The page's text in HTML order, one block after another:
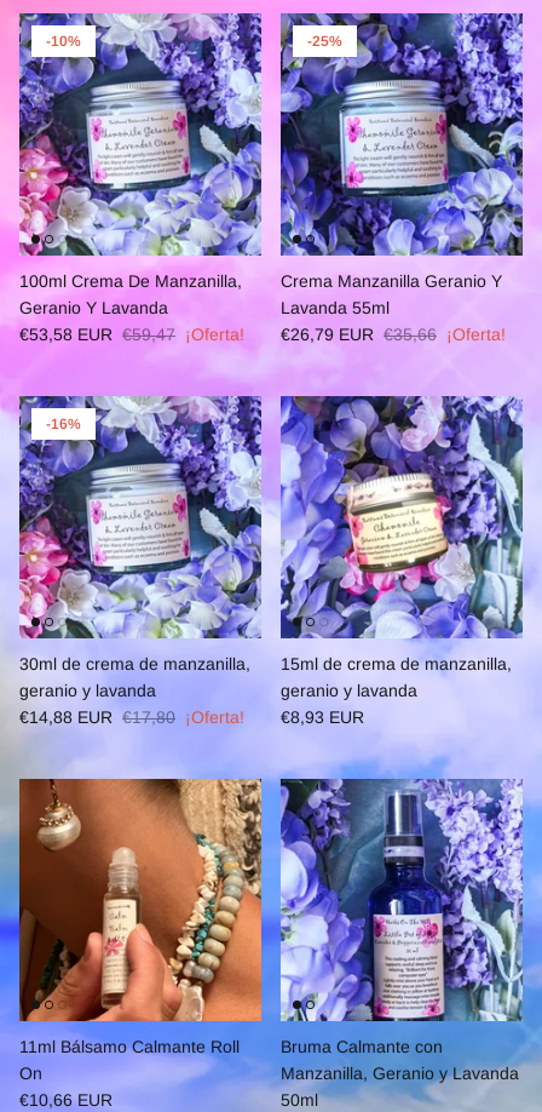
-10%
100ml Crema De Manzanilla,
Geranio Y Lavanda
€53,58 EUR €59,47 ¡Oferta!
-25%
Crema Manzanilla Geranio Y
Lavanda 55ml
€26,79 EUR €35,66 ¡Oferta!
-16%
30ml de crema de manzanilla,
geranio y lavanda
€14,88 EUR €17,80 ¡Oferta!
15ml de crema de manzanilla,
geranio y lavanda
€8,93 EUR
11ml Bálsamo Calmante Roll
On
€10,66 EUR
Bruma Calmante con
Manzanilla, Geranio y Lavanda
50ml